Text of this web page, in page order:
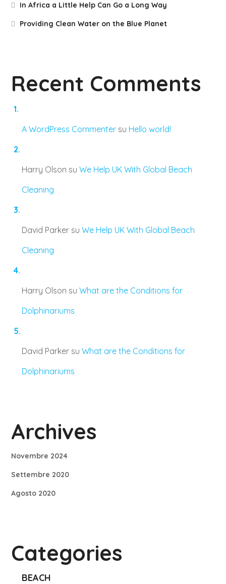
In Africa a Little Help Can Go a Long Way
Providing Clean Water on the Blue Planet
Recent Comments
A WordPress Commenter su Hello world!
Harry Olson suWe Help UK With Global Beach
Cleaning
David Parker suWe Help UK With Global Beach
Cleaning
Harry Olson suWhat are the Conditions for
Dolphinariums
David Parker suWhat are the Conditions for
Dolphinariums
Archives
Novembre 2024
Settembre 2020
Agosto 2020
Categories
BEACH